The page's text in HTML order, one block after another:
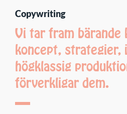
Copywriting
Vi tar fram bärande
koncept, strategier,
högklassig
förverkligar dem.